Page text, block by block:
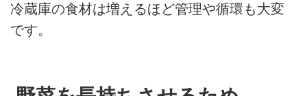
冷蔵庫の食材は増えるほど管理や循環も大変
です。